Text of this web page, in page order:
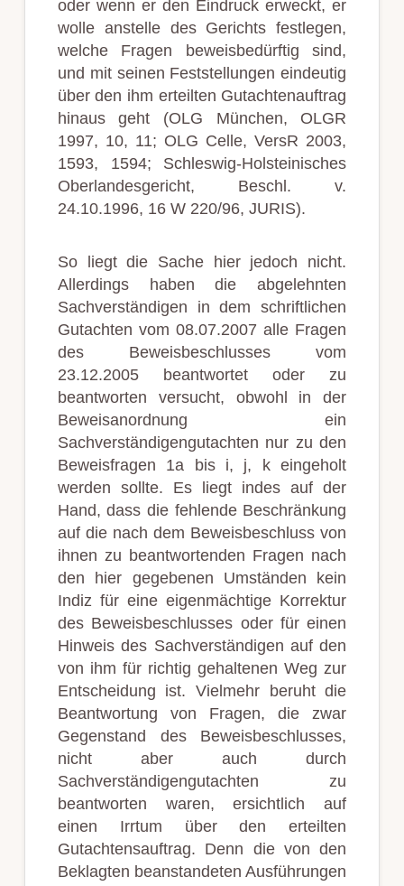
oder wenn er den Eindruck erweckt, er
wolle anstelle des Gerichts festlegen,
welche Fragen beweisbedürftig sind,
und mit seinen Feststellungen eindeutig
über den ihm erteilten Gutachtenauftrag
hinaus geht (OLG München, OLGR
1997, 10, 11; OLG Celle, VersR 2003,
1593, 1594; Schleswig-Holsteinisches
Oberlandesgericht, Beschl. v.
24.10.1996, 16 W 220/96, JURIS).
So liegt die Sache hier jedoch nicht.
Allerdings haben die abgelehnten
Sachverständigen in dem schriftlichen
Gutachten vom 08.07.2007 alle Fragen
des Beweisbeschlusses vom
23.12.2005 beantwortet oder zu
beantworten versucht, obwohl in der
Beweisanordnung ein
Sachverständigengutachten nur zu den
Beweisfragen 1a bis i, j, k eingeholt
werden sollte. Es liegt indes auf der
Hand, dass die fehlende Beschränkung
auf die nach dem Beweisbeschluss von
ihnen zu beantwortenden Fragen nach
den hier gegebenen Umständen kein
Indiz für eine eigenmächtige Korrektur
des Beweisbeschlusses oder für einen
Hinweis des Sachverständigen auf den
von ihm für richtig gehaltenen Weg zur
Entscheidung ist. Vielmehr beruht die
Beantwortung von Fragen, die zwar
Gegenstand des Beweisbeschlusses,
nicht aber auch durch
Sachverständigengutachten zu
beantworten waren, ersichtlich auf
einen Irrtum über den erteilten
Gutachtensauftrag. Denn die von den
Beklagten beanstandeten Ausführungen